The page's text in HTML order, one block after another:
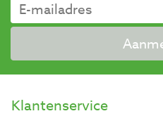
Klantenservice